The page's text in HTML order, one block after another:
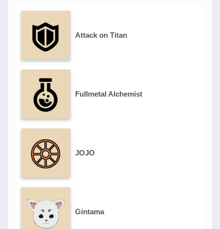
Attack on Titan
Fullmetal Alchemist
JOJO
Gintama